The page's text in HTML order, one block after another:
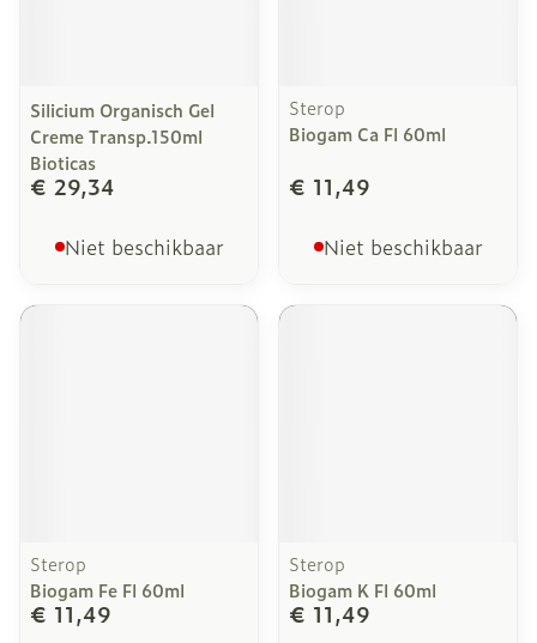
Silicium Organisch Gel
Creme Transp.150ml
Bioticas
€ 29,34
Niet beschikbaar
Sterop
Biogam Ca Fl 60ml
€ 11,49
Niet beschikbaar
Sterop
Biogam Fe Fl 60ml
€ 11,49
Sterop
Biogam K Fl 60ml
€ 11,49